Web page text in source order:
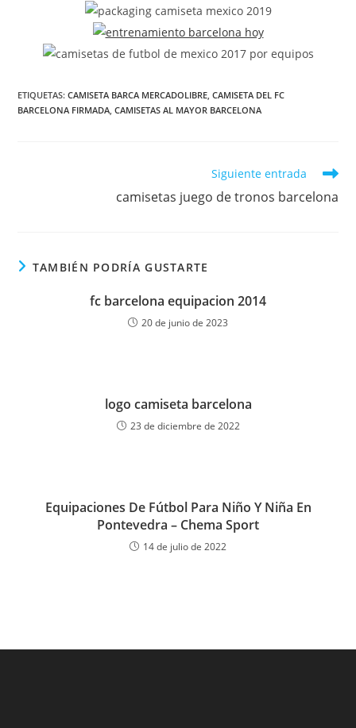
ETIQUETAS:CAMISETA BARCA MERCADOLIBRE CAMISETA DEL FC
BARCELONA FIRMADA CAMISETAS AL MAYOR BARCELONA
Siguiente entrada
camisetas juego de tronos barcelona
TAMBIÉN PODRÍA GUSTARTE
fc barcelona equipacion 2014
20 de junio de 2023
logo camiseta barcelona
23 de diciembre de 2022
Equipaciones De Fútbol Para Niño Y Niña En
Pontevedra – Chema Sport
14 de julio de 2022